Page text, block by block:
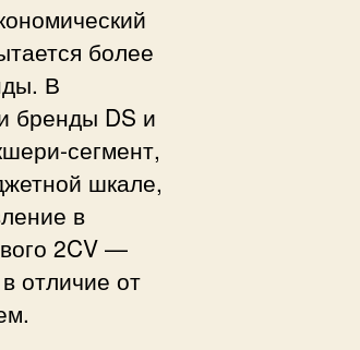
более
В
бренды DS и
сегмент,
шкале,
в
2CV —
отличие от